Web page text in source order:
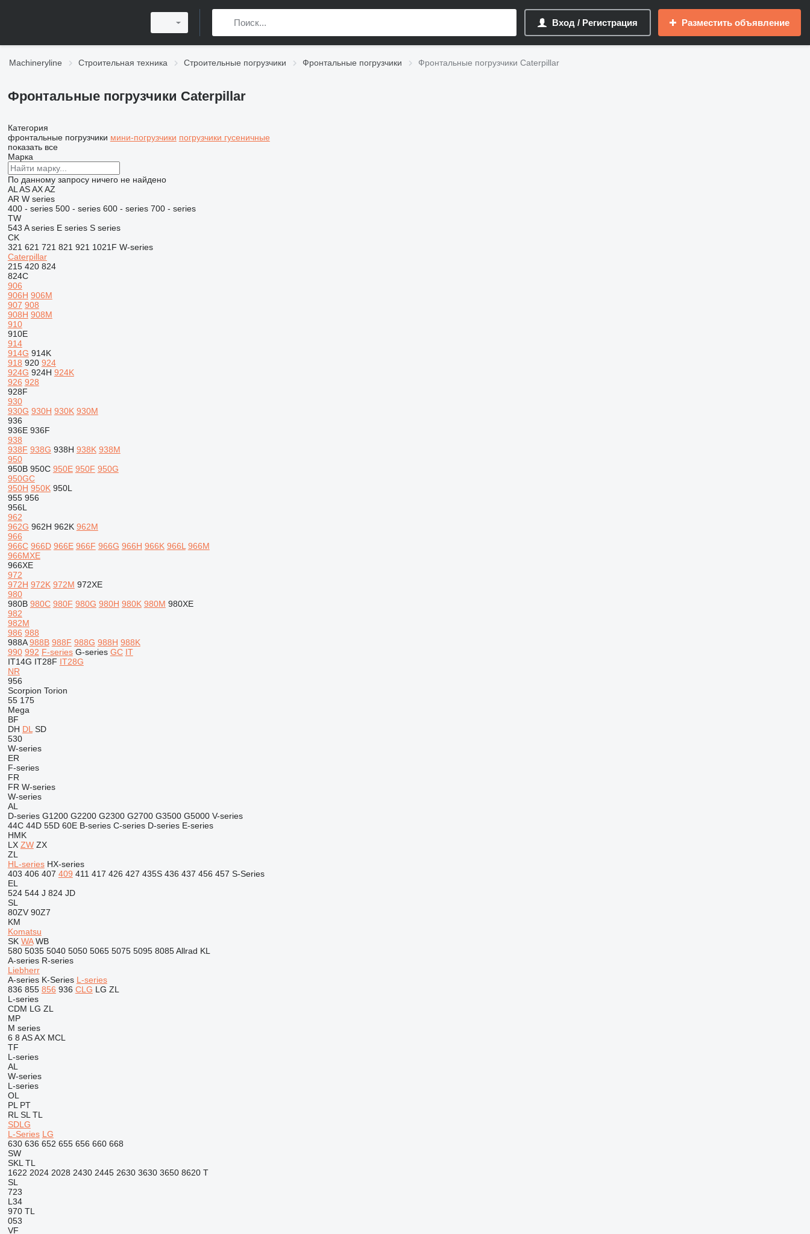
Вход / Регистрация Разместить объявление
Machineryline Строительная техника Строительные погрузчики Фронтальные погрузчики Фронтальные погрузчики Caterpillar
Фронтальные погрузчики Caterpillar
Категория
фронтальные погрузчики мини-погрузчики погрузчики гусеничные
показать все
Марка
По данному запросу ничего не найдено
AL AS AX AZ
AR W series
400 - series 500 - series 600 - series 700 - series
TW
543 A series E series S series
CK
321 621 721 821 921 1021F W-series
Caterpillar
215 420 824
824C
906
906H 906M
907 908
908H 908M
910
910E
914
914G 914K
918 920 924
924G 924H 924K
926 928
928F
930
930G 930H 930K 930M
936
936E 936F
938
938F 938G 938H 938K 938M
950
950B 950C 950E 950F 950G
950GC
950H 950K 950L
955 956
956L
962
962G 962H 962K 962M
966
966C 966D 966E 966F 966G 966H 966K 966L 966M
966MXE
966XE
972
972H 972K 972M 972XE
980
980B 980C 980F 980G 980H 980K 980M 980XE
982
982M
986 988
988A 988B 988F 988G 988H 988K
990 992 F-series G-series GC IT
IT14G IT28F IT28G
NR
956
Scorpion Torion
55 175
Mega
BF
DH DL SD
530
W-series
ER
F-series
FR
FR W-series
W-series
AL
D-series G1200 G2200 G2300 G2700 G3500 G5000 V-series
44C 44D 55D 60E B-series C-series D-series E-series
HMK
LX ZW ZX
ZL
HL-series HX-series
403 406 407 409 411 417 426 427 435S 436 437 456 457 S-Series
EL
524 544 J 824 JD
SL
80ZV 90Z7
KM
Komatsu
SK WA WB
580 5035 5040 5050 5065 5075 5095 8085 Allrad KL
A-series R-series
Liebherr
A-series K-Series L-series
836 855 856 936 CLG LG ZL
L-series
CDM LG ZL
MP
M series
6 8 AS AX MCL
TF
L-series
AL
W-series
L-series
OL
PL PT
RL SL TL
SDLG
L-Series LG
630 636 652 655 656 660 668
SW
SKL TL
1622 2024 2028 2430 2445 2630 3630 3650 8620 T
SL
723
L34
970 TL
053
VF